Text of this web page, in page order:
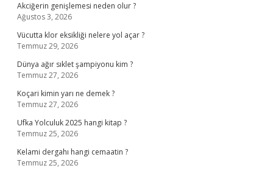
Akciğerin genişlemesi neden olur ?
Ağustos 3, 2026
Vücutta klor eksikliği nelere yol açar ?
Temmuz 29, 2026
Dünya ağır sıklet şampiyonu kim ?
Temmuz 27, 2026
Koçari kimin yarı ne demek ?
Temmuz 27, 2026
Ufka Yolculuk 2025 hangi kitap ?
Temmuz 25, 2026
Kelami dergahı hangi cemaatin ?
Temmuz 25, 2026